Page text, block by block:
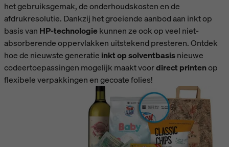
het gebruiksgemak, de onderhoudskosten en de
afdrukresolutie. Dankzij het groeiende aanbod aan inkt op
basis van HP-technologiekunnen ze ook op veel niet-
absorberende oppervlakken uitstekend presteren. Ontdek
hoe de nieuwste generatie inkt op solventbasisnieuwe
codeertoepassingen mogelijk maakt voordirect printenop
flexibele verpakkingen en gecoate folies!